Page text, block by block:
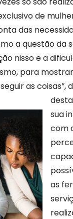
de
das
a questão da
nisso e a
para
as coisas”,
sua
com
as